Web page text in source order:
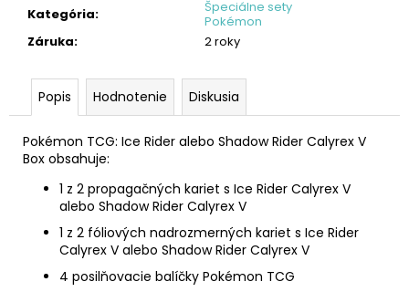
Kategória:
Špeciálne sety
Pokémon
Záruka: 2 roky
Popis Hodnotenie Diskusia
Pokémon TCG: Ice Rider alebo Shadow Rider Calyrex V
Box obsahuje:
1 z 2 propagačných kariet s Ice Rider Calyrex V
alebo Shadow Rider Calyrex V
1 z 2 fóliových nadrozmerných kariet s Ice Rider
Calyrex V alebo Shadow Rider Calyrex V
4 posilňovacie balíčky Pokémon TCG